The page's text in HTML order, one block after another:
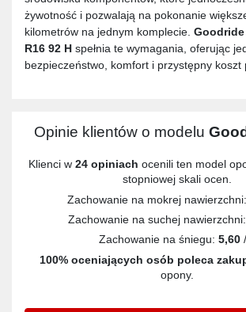
żywotność i pozwalają na pokonanie
kilometrów na jednym komplecie. Goodride
R16 92 H spełnia te wymagania, oferując
bezpieczeństwo, komfort i przystępny koszt
Opinie klientów o modelu
Klienci w 24 opiniach ocenili ten model
stopniowej skali ocen.
Zachowanie na mokrej nawierzchni:
Zachowanie na suchej nawierzchni:
Zachowanie na śniegu: 5,60/
100% oceniających osób poleca
opony.